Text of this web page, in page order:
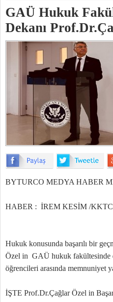
GAÜ Hukuk
Dekanı
BYTURCO MEDYA HABER
HABER : İREM KESİM /KKTC
Hukuk konusunda başarılı bir
Özel in GAÜ hukuk fakültesinde
öğrencileri arasında memnuniyet
İŞTE Prof.Dr.Çağlar Özel in